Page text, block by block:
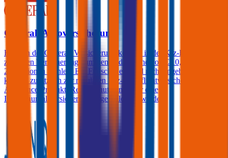
Generali Autoversicherung
Kunden der Generali Versicherung können in der Kfz-Haftpflicht
zwischen Versicherungssummen in der Höhe von € 10, 15, 20 und
25 Millionen wählen. Ein Freischaden wird nicht angeboten, jedoch
können zusätzlich zur regulären Kfz-Haftpflichtversicherung ein
Assistance-Produkt, Rechtsschutz und/oder eine
Insassenunfallversicherung abgeschlossen werden.